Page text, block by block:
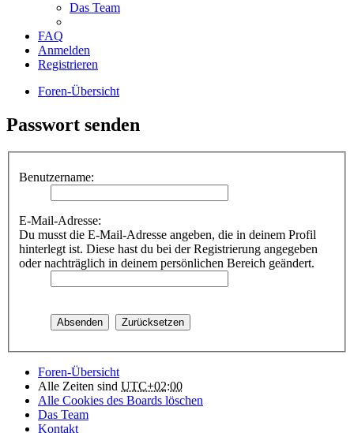
Das Team
FAQ
Anmelden
Registrieren
Foren-Übersicht
Passwort senden
Benutzername:
E-Mail-Adresse:
Du musst die E-Mail-Adresse angeben, die in deinem Profil
hinterlegt ist. Diese hast du bei der Registrierung angegeben
oder nachträglich in deinem persönlichen Bereich geändert.
Foren-Übersicht
Alle Zeiten sind UTC+02:00
Alle Cookies des Boards löschen
Das Team
Kontakt